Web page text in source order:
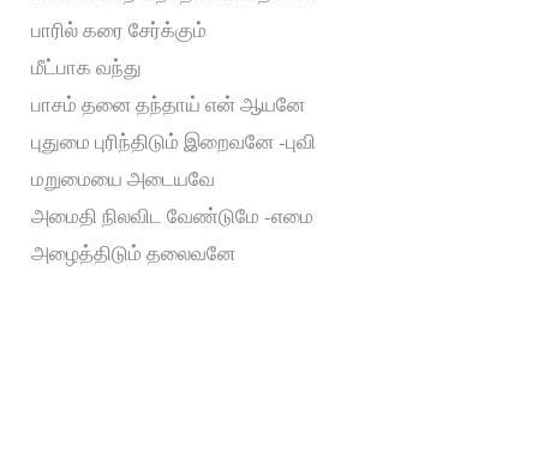
பாரில் கரை சேர்க்கும்
மீட்பாக வந்து
பாசம் தனை தந்தாய் என் ஆயனே
புதுமை புரிந்திடும் இறைவனே -புவி
மறுமையை அடையவே
அமைதி நிலவிட வேண்டுமே -எமை
அழைத்திடும் தலைவனே